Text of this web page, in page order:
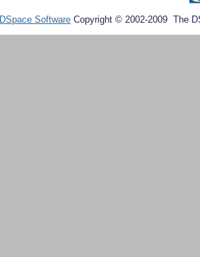
DSpace Software Copyright © 2002-2009 The